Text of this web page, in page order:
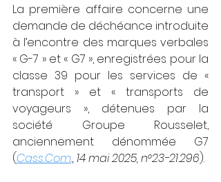
La première affaire concerne une
demande de déchéance introduite
à l’encontre des marques verbales
« G-7 » et « G7 », enregistrées pour la
classe 39 pour les services de «
transport » et « transports de
voyageurs », détenues par la
société Groupe Rousselet,
anciennement dénommée G7
(Cass.Com., 14 mai 2025, n°23-21.296).